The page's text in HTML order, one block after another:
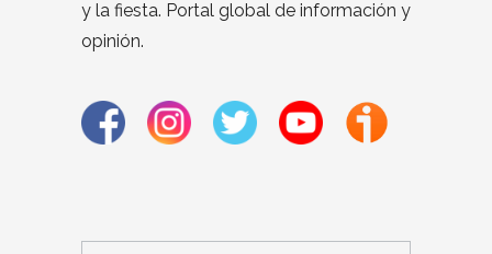
y la fiesta. Portal global de información y
opinión.